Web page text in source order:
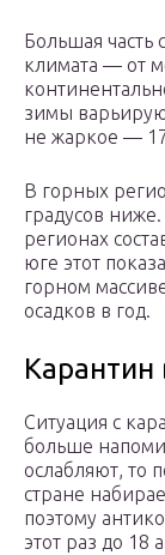
Большая часть
климата — от
зимы
не жаркое —
В горных
градусов
регионах
юге этот
горном
осадков в год.
Ситуация с
больше
ослабляют, то
стране
поэтому
этот раз до 18